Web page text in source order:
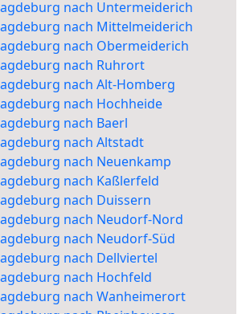
nach Untermeiderich
nach Mittelmeiderich
nach Obermeiderich
nach Ruhrort
nach Alt-Homberg
nach Hochheide
nach Baerl
nach Altstadt
nach Neuenkamp
nach Kaßlerfeld
nach Duissern
nach Neudorf-Nord
nach Neudorf-Süd
nach Dellviertel
nach Hochfeld
nach Wanheimerort